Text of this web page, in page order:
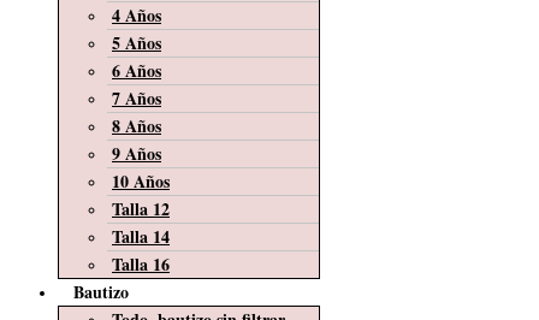
4 Años
5 Años
6 Años
7 Años
8 Años
9 Años
10 Años
Talla 12
Talla 14
Talla 16
Bautizo